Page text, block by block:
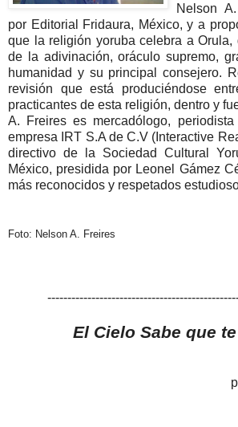
Nelson
por Editorial Fridaura, México, y a
que la religión yoruba celebra a Orula,
de la adivinación, oráculo supremo,
humanidad y su principal consejero.
revisión que está produciéndose
practicantes de esta religión, dentro y
A. Freires es mercadólogo,
empresa IRT S.A de C.V (Interactive
directivo de la Sociedad Cultural
México, presidida por Leonel Gámez
más reconocidos y respetados
Foto: Nelson A. Freires
El Cielo Sabe que